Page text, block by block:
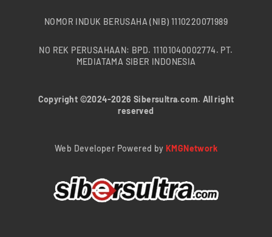
NOMOR INDUK BERUSAHA (NIB) 1110220071989
NO REK PERUSAHAAN: BPD. 11101040002774. PT.
MEDIATAMA SIBER INDONESIA
Copyright ©2024-2026 Sibersultra.com. All right
reserved
Web Developer Powered by KMGNetwork